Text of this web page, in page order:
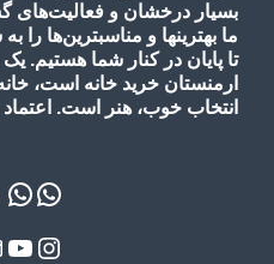
بسیار درخشان و فعالیت‌های
ما بهترینها و مناسبترین‌ها را
تا پایان در کنار شما هستیم.
ارمنستان خرید خانه است،
انتخاب خوب، هنر است.